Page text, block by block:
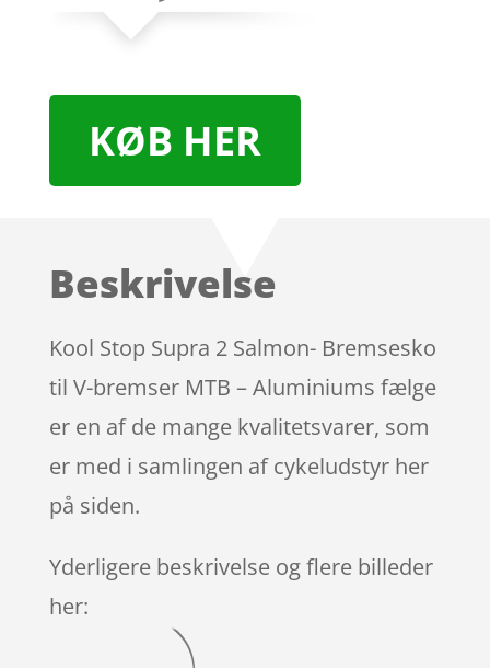
KØB HER
Beskrivelse
Kool Stop Supra 2 Salmon- Bremsesko
til V-bremser MTB – Aluminiums fælge
er en af de mange kvalitetsvarer, som
er med i samlingen af cykeludstyr her
på siden.
Yderligere beskrivelse og flere billeder
her: